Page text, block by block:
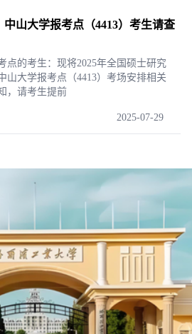
中山大学报考点（4413）考生请查
点的考生：现将2025年全国硕士研究
山大学报考点（4413）考场安排相关
，请考生提前
2025-07-29